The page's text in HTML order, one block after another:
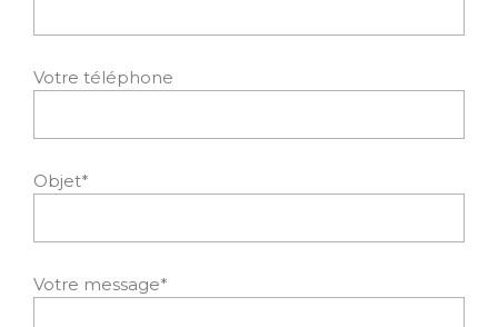
Votre téléphone
Objet*
Votre message*